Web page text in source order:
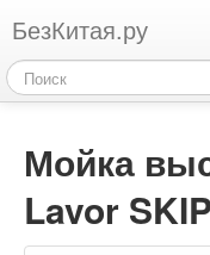
БезКитая.ру
Каталог
Контакты
Акции 3
Мойка
Lavor